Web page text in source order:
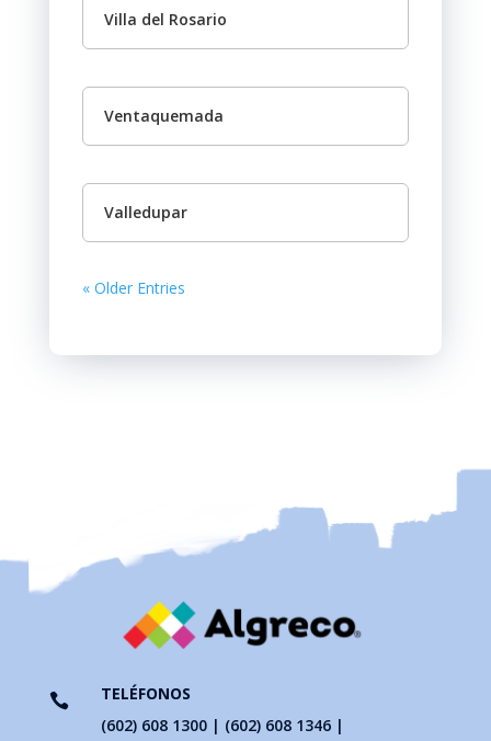
Villa del Rosario
Ventaquemada
Valledupar
« Older Entries

TELÉFONOS
(602) 608 1300 | (602) 608 1346 |